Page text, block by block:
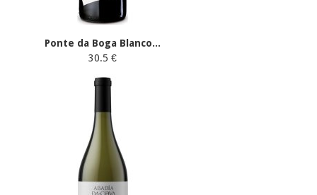
Ponte da Boga Blanco...
30.5 €